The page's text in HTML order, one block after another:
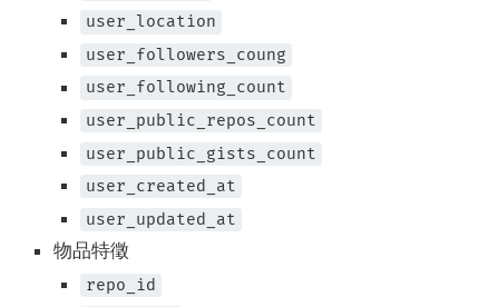
user_location
user_followers_coung
user_following_count
user_public_repos_count
user_public_gists_count
user_created_at
user_updated_at
物品特徵
repo_id